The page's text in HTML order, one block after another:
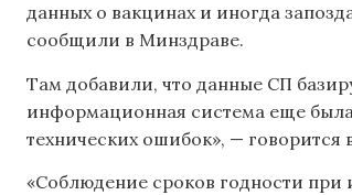
данных о вакцинах и иногда
сообщили в Минздраве.
Там добавили, что данные СП
информационная система еще была
технических ошибок», — говорится
«Соблюдение сроков годности при